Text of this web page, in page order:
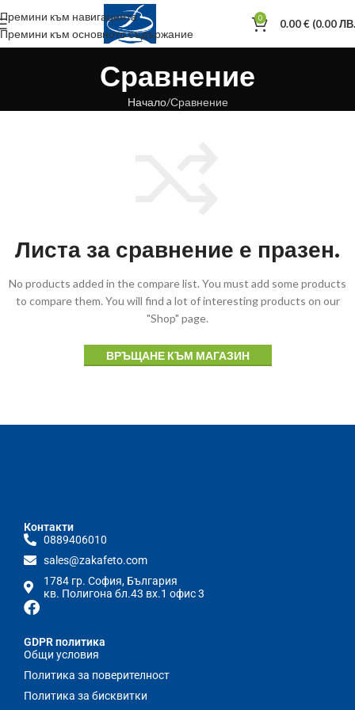
Премини към навигацията
Премини към основното съдържание
0 0.00€ (0.00
Сравнение
Начало Сравнение
Листа за сравнение е празен.
No products added in the compare list. You must add some products
to compare them. You will find a lot of interesting products on our
"Shop" page.
ВРЪЩАНЕ КЪМ МАГАЗИН
Контакти
0889406010
sales@zakafeto.com
1784 гр. София, България
кв. Полигона бл.43 вх.1 офис 3
GDPR политика
Общи условия
Политика за поверителност
Политика за бисквитки